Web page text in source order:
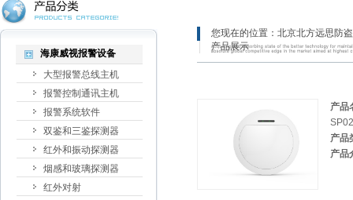
海康威视报警设备
大型报警总线主机
报警控制通讯主机
报警系统软件
双鉴和三鉴探测器
红外和振动探测器
烟感和玻璃探测器
红外对射
产品
产品
产品
您现在的位置： 北京北方远思防
产品展示